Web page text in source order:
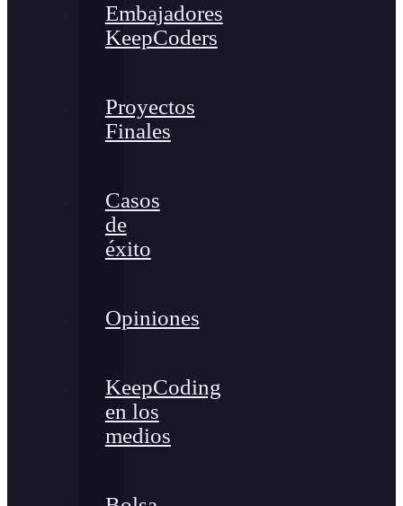
Embajadores
KeepCoders
Proyectos
Finales
Casos
de
éxito
Opiniones
KeepCoding
en los
medios